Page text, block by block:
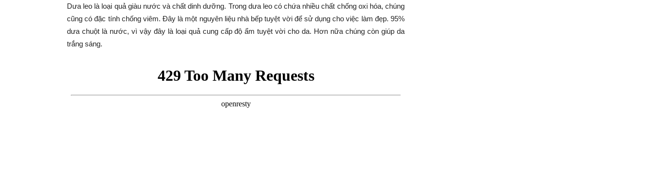
Dưa leo là loại quả giàu nước và chất dinh dưỡng. Trong dưa leo có chứa nhiều chất chống oxi hóa, chúng
cũng có đặc tính chống viêm. Đây là một nguyên liệu nhà bếp tuyệt vời để sử dụng cho việc làm đẹp. 95%
dưa chuột là nước, vì vậy đây là loại quả cung cấp độ ẩm tuyệt vời cho da. Hơn nữa chúng còn giúp da
trắng sáng.